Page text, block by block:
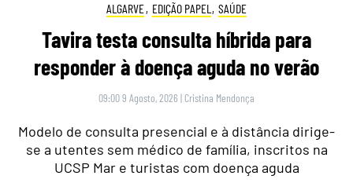
ALGARVE, EDIÇÃO PAPEL , SAÚDE
Tavira testa consulta híbrida para
responder à doença aguda no verão
09:00 9 Agosto, 2026 | Cristina Mendonça
Modelo de consulta presencial e à distância dirige-
se a utentes sem médico de família, inscritos na
UCSP Mar e turistas com doença aguda